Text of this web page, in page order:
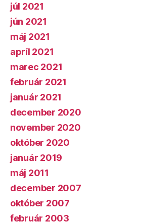
júl 2021
jún 2021
máj 2021
apríl 2021
marec 2021
február 2021
január 2021
december 2020
november 2020
október 2020
január 2019
máj 2011
december 2007
október 2007
február 2003